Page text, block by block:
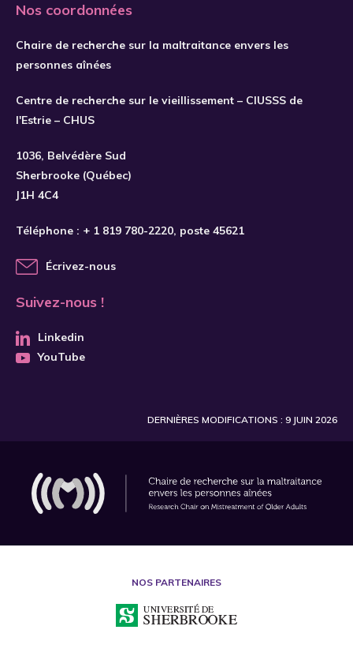
2021
2022
2024
2026
Nos coordonnées
Chaire de recherche sur la maltraitance envers les
personnes aînées
Centre de recherche sur le vieillissement – CIUSSS de
l'Estrie – CHUS
1036, Belvédère Sud
Sherbrooke (Québec)
J1H 4C4
Téléphone : + 1 819 780-2220, poste 45621
Écrivez-nous
Suivez-nous !
Linkedin
YouTube
DERNIÈRES MODIFICATIONS : 9 JUIN 2026
NOS PARTENAIRES